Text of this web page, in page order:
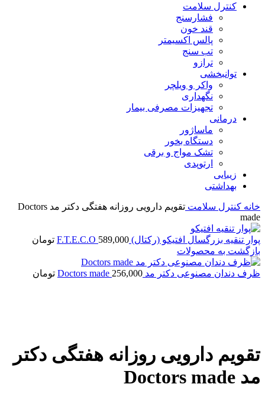
کنترل سلامت
فشارسنج
قند خون
پالس اکسیمتر
تب سنج
ترازو
توانبخشی
واکر و ویلچر
نگهداری
تجهیزات مصرفی بیمار
درمانی
ماساژور
دستگاه بخور
تشک مواج و برقی
ارتوپدی
زیبایی
بهداشتی
خانه کنترل سلامت
تقویم دارویی روزانه هفتگی دکتر مد Doctors
made
پوار تنقیه بزرگسال افتیکو (رکتال) F.T.E.C.O 589,000
تومان
بازگشت به محصولات
ظرف دندان مصنوعی دکتر مد Doctors made 256,000 تومان
تقویم دارویی روزانه هفتگی دکتر
مد Doctors made